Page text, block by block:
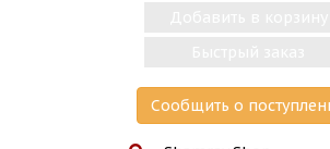
Сообщить о